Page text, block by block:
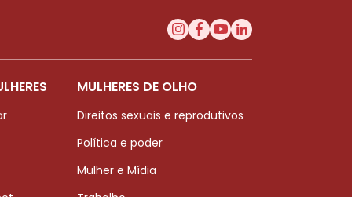
MULHERES DE OLHO
Direitos sexuais e reprodutivos
Política e poder
Mulher e Mídia